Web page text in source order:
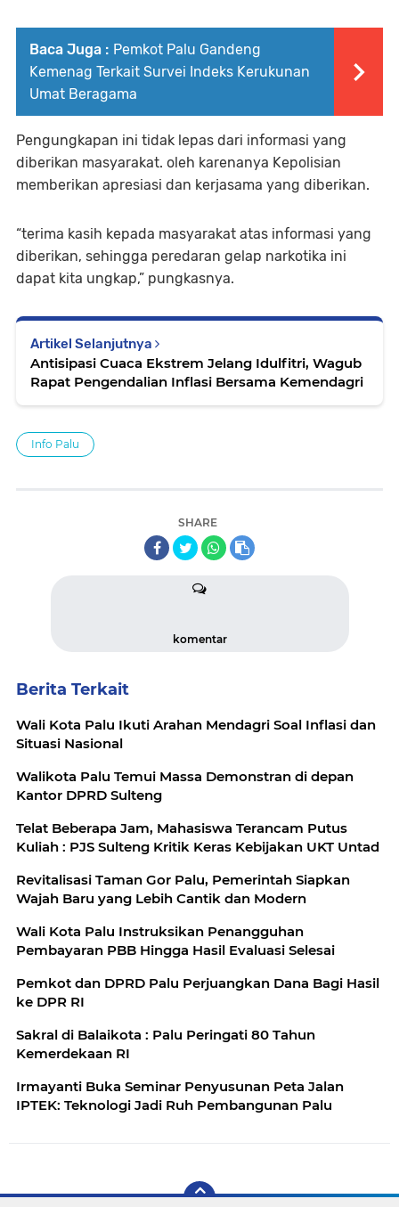
Baca Juga : Pemkot Palu Gandeng
Kemenag Terkait Survei Indeks Kerukunan
Umat Beragama
Pengungkapan ini tidak lepas dari informasi yang
diberikan masyarakat. oleh karenanya Kepolisian
memberikan apresiasi dan kerjasama yang diberikan.
“terima kasih kepada masyarakat atas informasi yang
diberikan, sehingga peredaran gelap narkotika ini
dapat kita ungkap,” pungkasnya.
Artikel Selanjutnya
Antisipasi Cuaca Ekstrem Jelang Idulfitri, Wagub
Rapat Pengendalian Inflasi Bersama Kemendagri
Info Palu
SHARE
komentar
Berita Terkait
Wali Kota Palu Ikuti Arahan Mendagri Soal Inflasi dan
Situasi Nasional
Walikota Palu Temui Massa Demonstran di depan
Kantor DPRD Sulteng
Telat Beberapa Jam, Mahasiswa Terancam Putus
Kuliah : PJS Sulteng Kritik Keras Kebijakan UKT Untad
Revitalisasi Taman Gor Palu, Pemerintah Siapkan
Wajah Baru yang Lebih Cantik dan Modern
Wali Kota Palu Instruksikan Penangguhan
Pembayaran PBB Hingga Hasil Evaluasi Selesai
Pemkot dan DPRD Palu Perjuangkan Dana Bagi Hasil
ke DPR RI
Sakral di Balaikota : Palu Peringati 80 Tahun
Kemerdekaan RI
Irmayanti Buka Seminar Penyusunan Peta Jalan
IPTEK: Teknologi Jadi Ruh Pembangunan Palu